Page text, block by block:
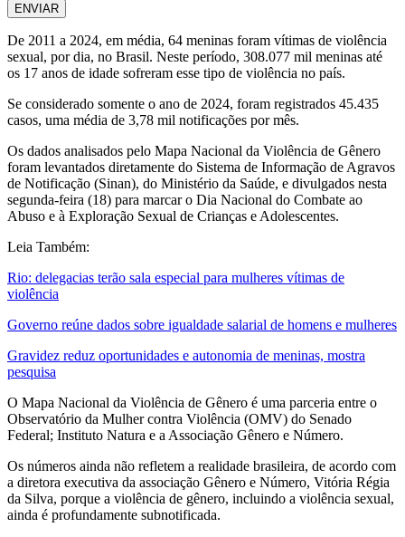
ENVIAR
De 2011 a 2024, em média, 64 meninas foram vítimas de violência
sexual, por dia, no Brasil. Neste período, 308.077 mil meninas até
os 17 anos de idade sofreram esse tipo de violência no país.
Se considerado somente o ano de 2024, foram registrados 45.435
casos, uma média de 3,78 mil notificações por mês.
Os dados analisados pelo Mapa Nacional da Violência de Gênero
foram levantados diretamente do Sistema de Informação de Agravos
de Notificação (Sinan), do Ministério da Saúde, e divulgados nesta
segunda-feira (18) para marcar o Dia Nacional do Combate ao
Abuso e à Exploração Sexual de Crianças e Adolescentes.
Leia Também:
Rio: delegacias terão sala especial para mulheres vítimas de
violência
Governo reúne dados sobre igualdade salarial de homens e mulheres
Gravidez reduz oportunidades e autonomia de meninas, mostra
pesquisa
O Mapa Nacional da Violência de Gênero é uma parceria entre o
Observatório da Mulher contra Violência (OMV) do Senado
Federal; Instituto Natura e a Associação Gênero e Número.
Os números ainda não refletem a realidade brasileira, de acordo com
a diretora executiva da associação Gênero e Número, Vitória Régia
da Silva, porque a violência de gênero, incluindo a violência sexual,
ainda é profundamente subnotificada.